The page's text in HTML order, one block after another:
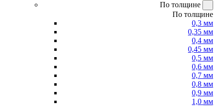
По толщине
По толщине
0,3 мм
0,35 мм
0,4 мм
0,45 мм
0,5 мм
0,6 мм
0,7 мм
0,8 мм
0,9 мм
1,0 мм